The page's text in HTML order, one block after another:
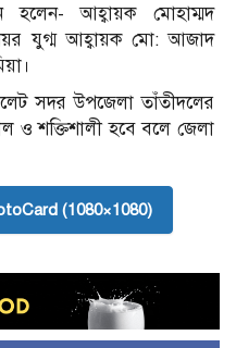
হলেন- আহ্বায়ক মোহাম্মদ
যুগ্ম আহ্বায়ক মো: আজাদ
সদর উপজেলা তাঁতীদলের
ও শক্তিশালী হবে বলে জেলা
(1080×1080)